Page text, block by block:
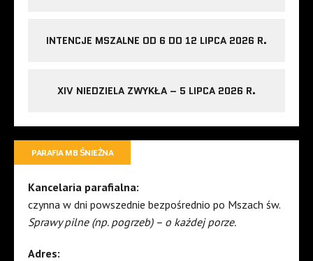
INTENCJE MSZALNE OD 6 DO 12 LIPCA 2026 R.
XIV NIEDZIELA ZWYKŁA – 5 LIPCA 2026 R.
PARAFIA MB ŚNIEŻNA
Kancelaria parafialna:
czynna w dni powszednie bezpośrednio po Mszach św.
Sprawy pilne (np. pogrzeb) – o każdej porze.
Adres: